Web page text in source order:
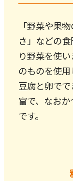
「野菜や果
さ」などの
り野菜を使
のものを使用
豆腐と卵で
富で、なお
です。